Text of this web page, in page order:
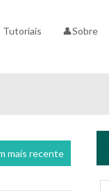
Tutoriais 👤Sobre
mais recente